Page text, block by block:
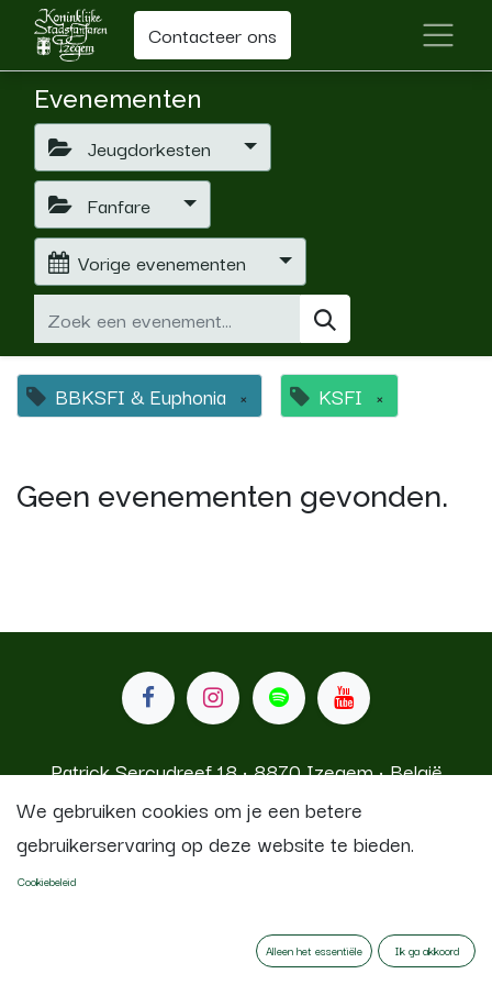
Contacteer ons
Evenementen
Jeugdorkesten
Fanfare
Vorige evenementen
BBKSFI & Euphonia × KSFI ×
Geen evenementen gevonden.
Patrick Sercudreef 18 • 8870 Izegem • België
commerce
We gebruiken cookies om je een betere
gebruikerservaring op deze website te bieden.
Cookiebeleid
Alleen het essentiële Ik ga akkoord